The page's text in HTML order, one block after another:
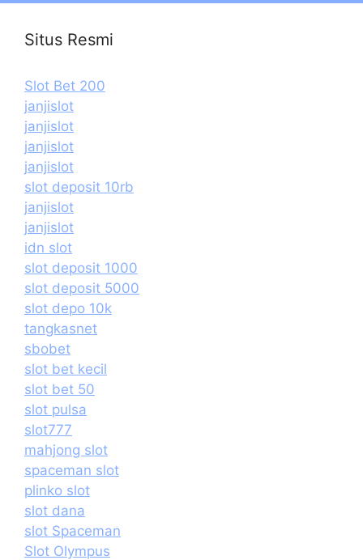
Situs Resmi
Slot Bet 200
janjislot
janjislot
janjislot
janjislot
slot deposit 10rb
janjislot
janjislot
idn slot
slot deposit 1000
slot deposit 5000
slot depo 10k
tangkasnet
sbobet
slot bet kecil
slot bet 50
slot pulsa
slot777
mahjong slot
spaceman slot
plinko slot
slot dana
slot Spaceman
Slot Olympus